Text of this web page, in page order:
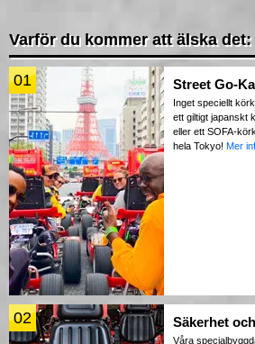
Varför du kommer att älska det:
01 Street Go-
Inget speciellt
ett giltigt japanskt
eller ett SOFA-
hela Tokyo! Mer
02 Säkerhet
Våra